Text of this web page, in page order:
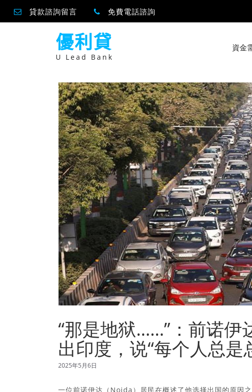
貸款諮詢留言 免費電話諮詢
優利貸
U Lead Bank
資金
“那是地狱……”：前诺伊
出印度，说“每个人总
2025年5月6日
一位前诺伊达（Noida）居民在概述了他选择出国的原因